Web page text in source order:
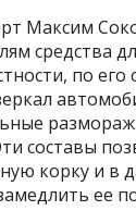
Максим
средства
по его
составы
корку и в
ее